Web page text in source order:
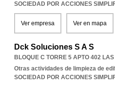
SOCIEDAD POR ACCIONES
Ver empresa Ver en mapa
Dck Soluciones S A S
BLOQUE C TORRE 5 APTO 402
Otras actividades de limpieza de
SOCIEDAD POR ACCIONES